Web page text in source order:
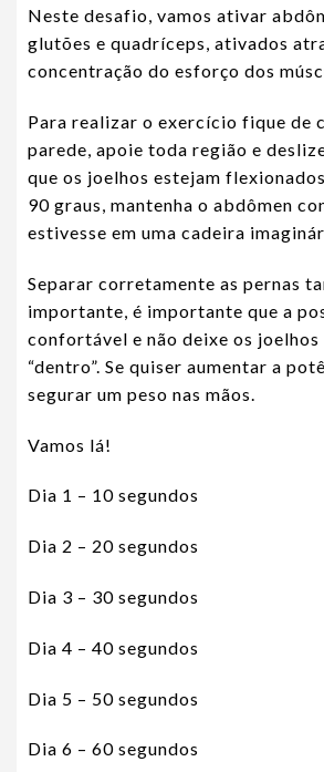
Neste desafio, vamos ativar
glutões e quadríceps, ativados
concentração do esforço dos
Para realizar o exercício fique de
parede, apoie toda região e
que os joelhos estejam
90 graus, mantenha o abdômen
estivesse em uma cadeira
Separar corretamente as pernas
importante, é importante que a
confortável e não deixe os joelhos
“dentro”. Se quiser aumentar a
segurar um peso nas mãos.
Vamos lá!
Dia 1 – 10 segundos
Dia 2 – 20 segundos
Dia 3 – 30 segundos
Dia 4 – 40 segundos
Dia 5 – 50 segundos
Dia 6 – 60 segundos